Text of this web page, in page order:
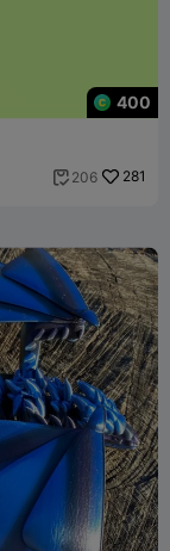
400
 206 281